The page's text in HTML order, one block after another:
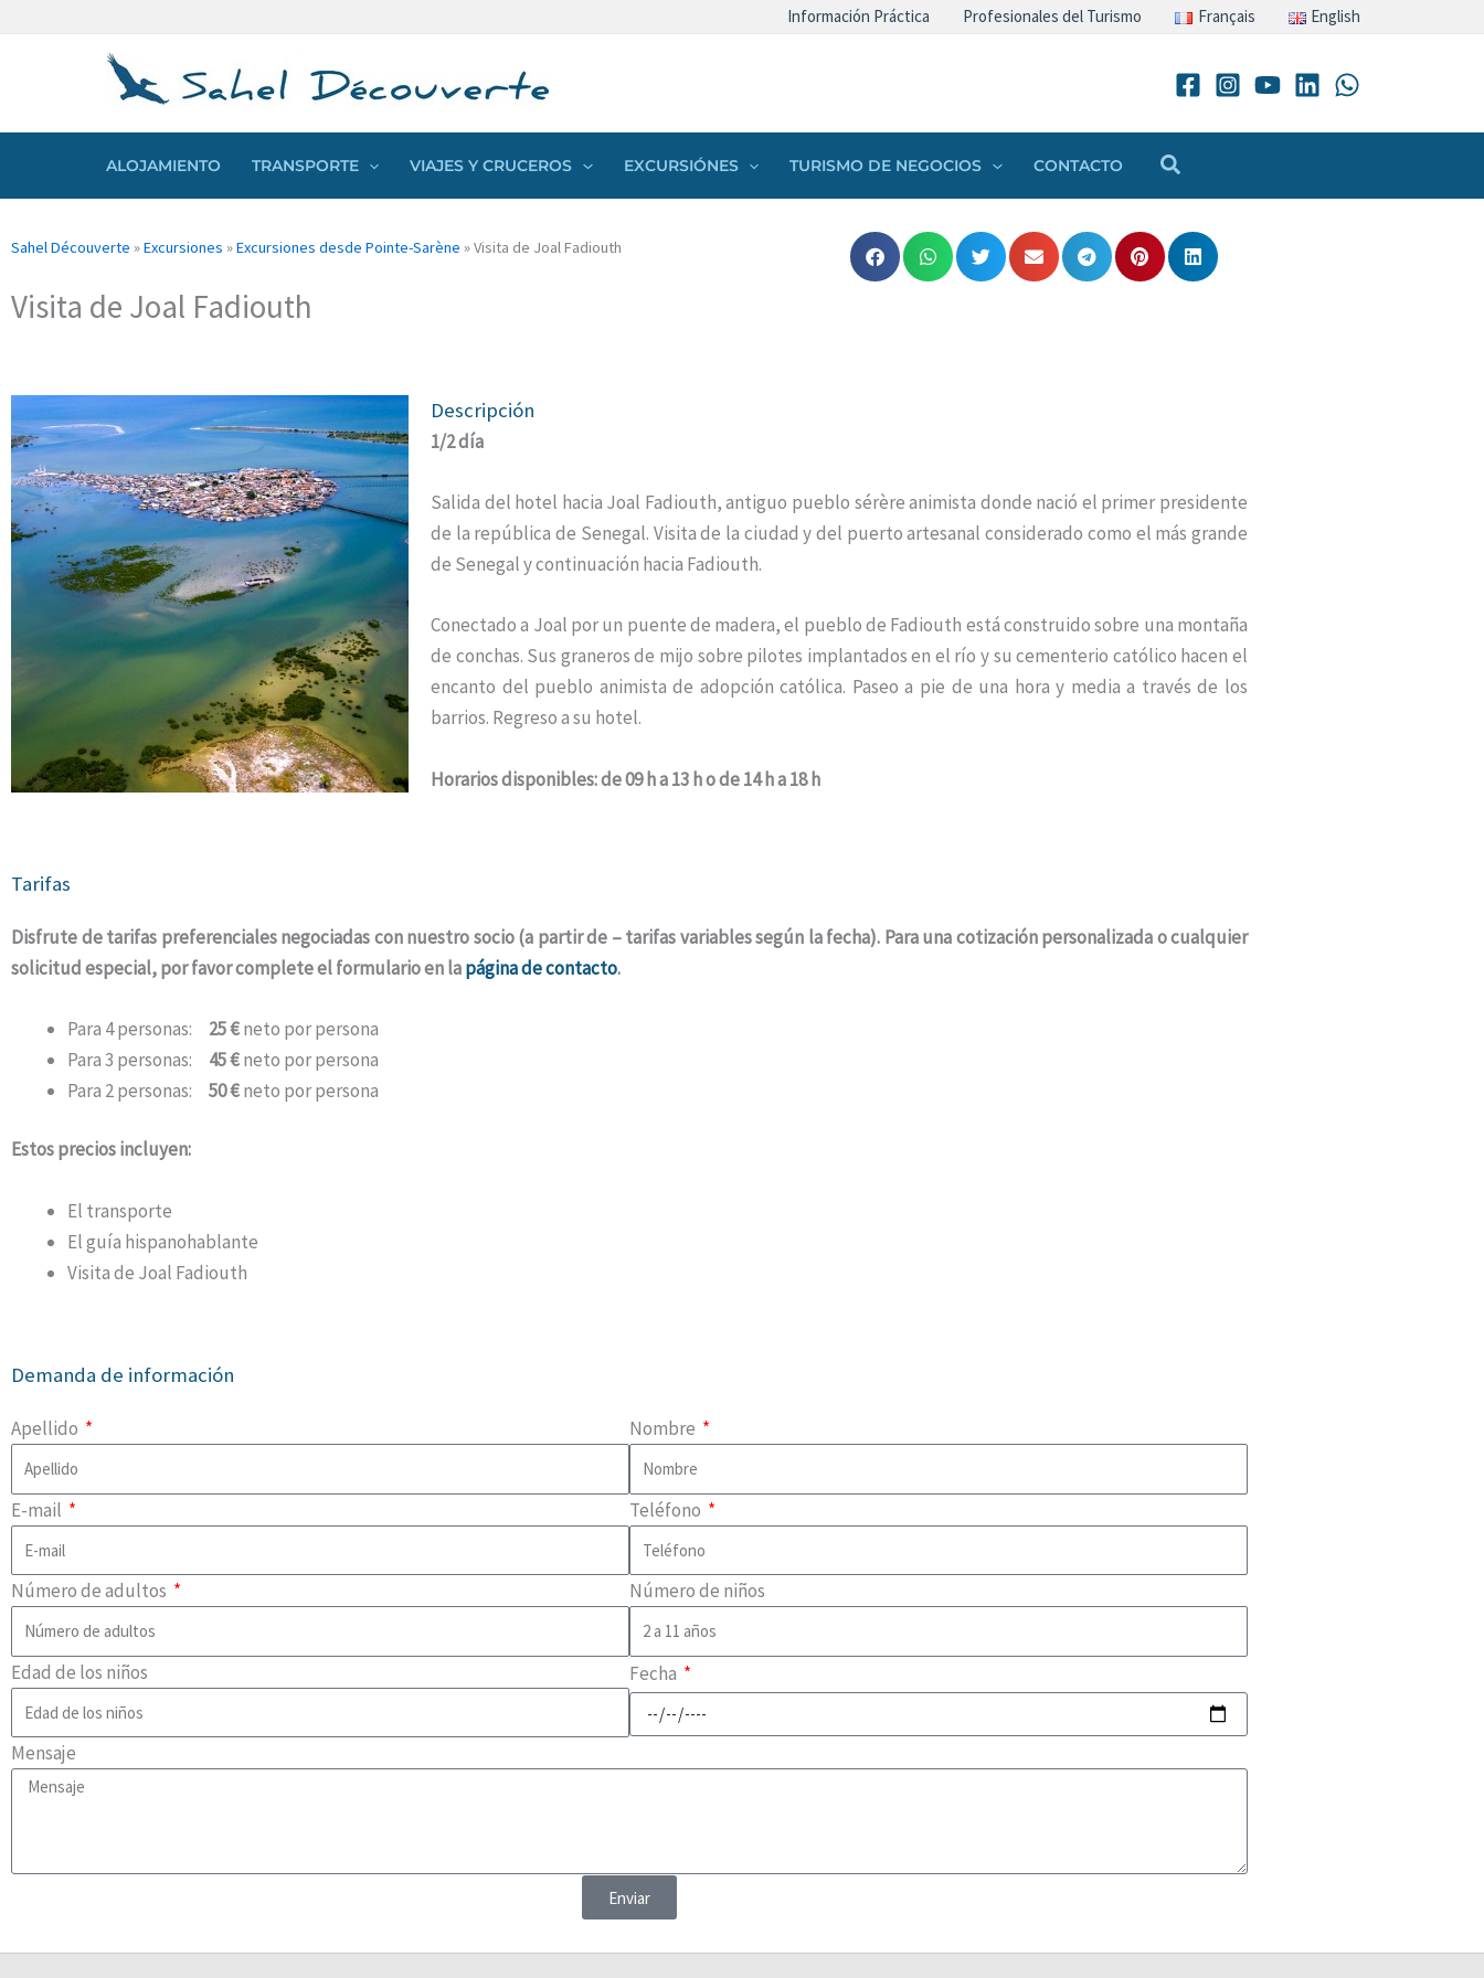
Información Práctica Profesionales del Turismo Français English
ALOJAMIENTO TRANSPORTE VIAJES Y CRUCEROS EXCURSIÓNES TURISMO DE NEGOCIOS CONTACTO Buscar
Sahel Découverte »Excursiones »Excursiones desde Pointe-Sarène »Visita de Joal Fadiouth
Visita de Joal Fadiouth
Descripción
1/2 día
Salida del hotel hacia Joal Fadiouth, antiguo pueblo sérère animista donde nació el primer presidente
de la república de Senegal. Visita de la ciudad y del puerto artesanal considerado como el más grande
de Senegal y continuación hacia Fadiouth.
Conectado a Joal por un puente de madera, el pueblo de Fadiouth está construido sobre una montaña
de conchas. Sus graneros de mijo sobre pilotes implantados en el río y su cementerio católico hacen el
encanto del pueblo animista de adopción católica. Paseo a pie de una hora y media a través de los
barrios. Regreso a su hotel.
Horarios disponibles: de 09 h a 13 h o de 14 h a 18 h
Tarifas
Disfrute de tarifas preferenciales negociadas con nuestro socio (a partir de – tarifas variables según la fecha). Para una cotización personalizada o cualquier
solicitud especial, por favor complete el formulario en lapágina de contacto.
Para 4 personas: 25 €neto por persona
Para 3 personas: 45 €neto por persona
Para 2 personas:
50 €neto por persona
Estos precios incluyen:
El transporte
El guía hispanohablante
Visita de Joal Fadiouth
Demanda de información
Apellido Nombre
E-mail Teléfono
Número de adultos Número de niños
Edad de los niños Fecha
Mensaje
Enviar